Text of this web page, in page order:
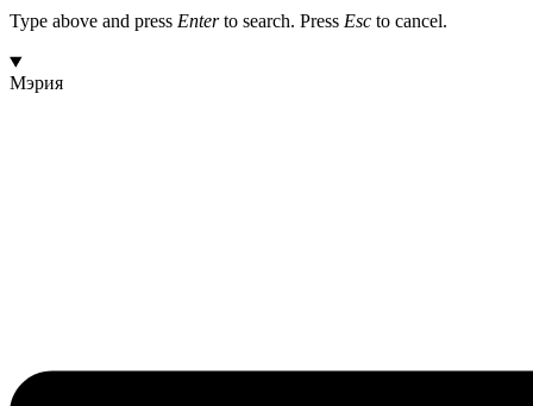
Type above and press Enterto search. Press Esc to cancel.
Мэрия